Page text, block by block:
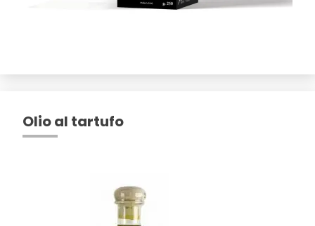
Olio al tartufo